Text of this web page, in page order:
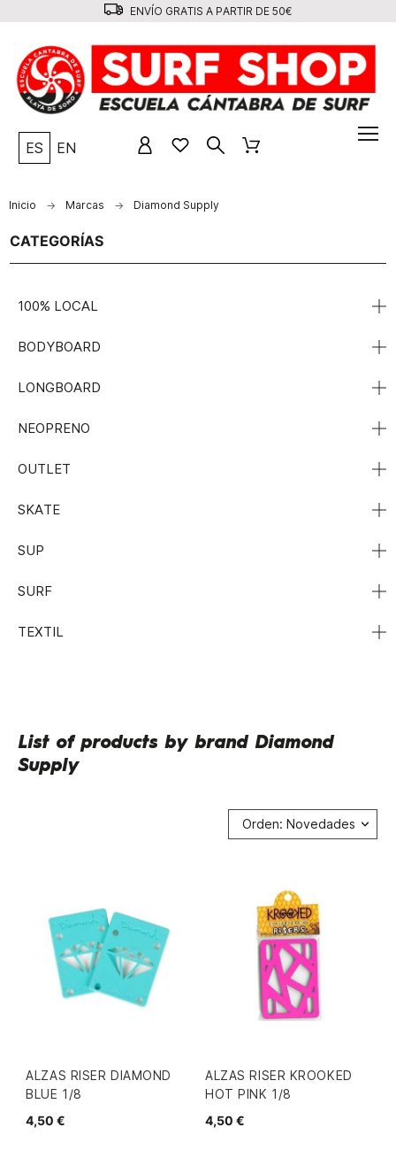
ENVÍO GRATIS A PARTIR DE 50€
ES EN
Inicio Marcas Diamond Supply
CATEGORÍAS
100% LOCAL
BODYBOARD
LONGBOARD
NEOPRENO
OUTLET
SKATE
SUP
SURF
TEXTIL
List of products by brand Diamond
Supply
Orden: Novedades
ALZAS RISER DIAMOND
BLUE 1/8
4,50 €
ALZAS RISER KROOKED
HOT PINK 1/8
4,50 €